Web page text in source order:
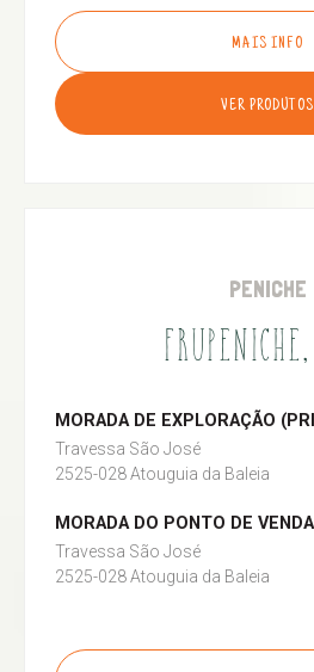
MAIS INFO
VER PRODUTOS
PENICHE
MORADA DE EXPLORAÇÃO
Travessa São José
2525-028 Atouguia da Baleia
MORADA DO PONTO DE
Travessa São José
2525-028 Atouguia da Baleia